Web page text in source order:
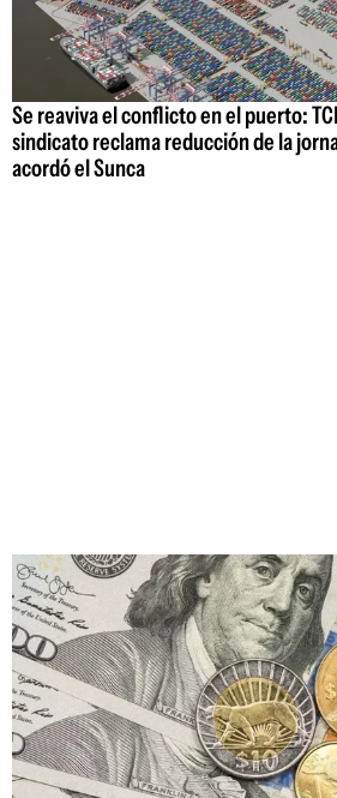
Se reaviva el conflicto en el puerto:
sindicato reclama reducción de la
acordó el Sunca